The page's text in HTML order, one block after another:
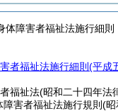
体障害者福祉法施行細則
者福祉法施行細則(平成
福祉法(昭和二十四年法
障害者福祉法施行規則 (昭